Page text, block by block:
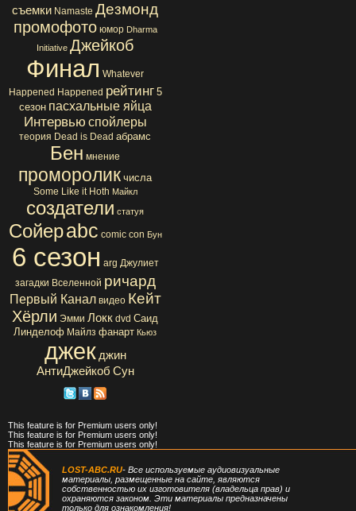
съемки Namaste Дезмонд
промофото юмор Dharma
Initiative Джейкоб
Финал Whatever
Happened Happened рейтинг 5
сезон пасхальные яйца
Интервью спойлеры
теория Dead is Dead абрамс
Бен мнение
проморолик числа
Some Like it Hoth Майкл
создатели статуя
Сойерabc comic con Бун
6 сезон arg Джулиет
загадки Вселенной ричард
Первый Канал видео Кейт
Хёрли Эмми Локк dvd Саид
Линделоф Майлз фанарт Кьюз
джек джин
АнтиДжейкоб Сун
This feature is for Premium users only!
This feature is for Premium users only!
This feature is for Premium users only!
LOST-ABC.RU- Все используемые аудиовизуальные
материалы, размещенные на сайте, являются
собственностью их изготовителя (владельца прав) и
охраняются законом. Эти материалы предназначены
только для ознакомления!